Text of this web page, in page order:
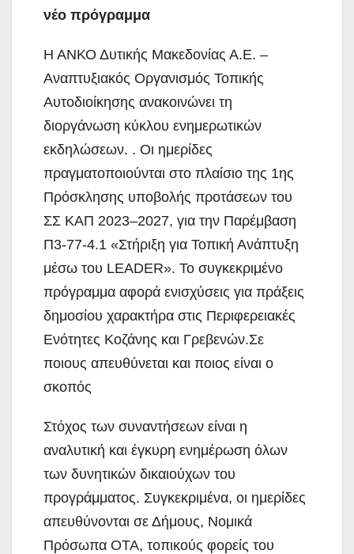
νέο πρόγραμμα
Η ΑΝΚΟ Δυτικής Μακεδονίας Α.Ε. –
Αναπτυξιακός Οργανισμός Τοπικής
Αυτοδιοίκησης ανακοινώνει τη
διοργάνωση κύκλου ενημερωτικών
εκδηλώσεων. . Οι ημερίδες
πραγματοποιούνται στο πλαίσιο της 1ης
Πρόσκλησης υποβολής προτάσεων του
ΣΣ ΚΑΠ 2023–2027, για την Παρέμβαση
Π3-77-4.1 «Στήριξη για Τοπική Ανάπτυξη
μέσω του LEADER». Το συγκεκριμένο
πρόγραμμα αφορά ενισχύσεις για πράξεις
δημοσίου χαρακτήρα στις Περιφερειακές
Ενότητες Κοζάνης και Γρεβενών.Σε
ποιους απευθύνεται και ποιος είναι ο
σκοπός
Στόχος των συναντήσεων είναι η
αναλυτική και έγκυρη ενημέρωση όλων
των δυνητικών δικαιούχων του
προγράμματος. Συγκεκριμένα, οι ημερίδες
απευθύνονται σε Δήμους, Νομικά
Πρόσωπα ΟΤΑ, τοπικούς φορείς του